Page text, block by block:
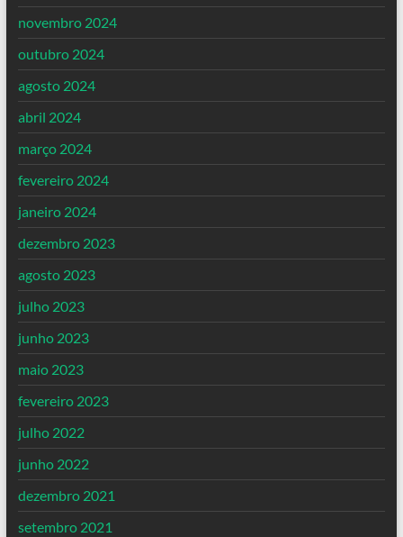
novembro 2024
outubro 2024
agosto 2024
abril 2024
março 2024
fevereiro 2024
janeiro 2024
dezembro 2023
agosto 2023
julho 2023
junho 2023
maio 2023
fevereiro 2023
julho 2022
junho 2022
dezembro 2021
setembro 2021